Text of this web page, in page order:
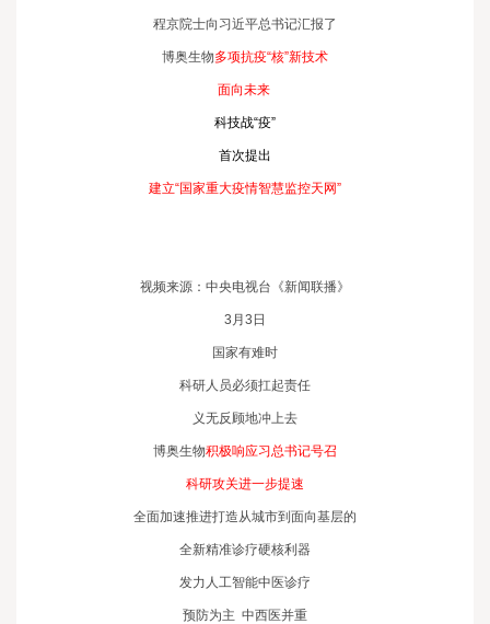
程京院士向习近平总书记汇报了
博奥生物多项抗疫“核”新技术
面向未来
科技战“疫”
首次提出
建立“国家重大疫情智慧监控天网”
视频来源：中央电视台《新闻联播》
3月3日
国家有难时
科研人员必须扛起责任
义无反顾地冲上去
博奥生物积极响应习总书记号召
科研攻关进一步提速
全面加速推进打造从城市到面向基层的
全新精准诊疗硬核利器
发力人工智能中医诊疗
预防为主 中西医并重